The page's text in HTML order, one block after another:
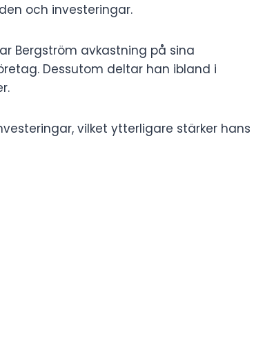
och investeringar.
Bergström avkastning på sina
Dessutom deltar han ibland i
vilket ytterligare stärker hans